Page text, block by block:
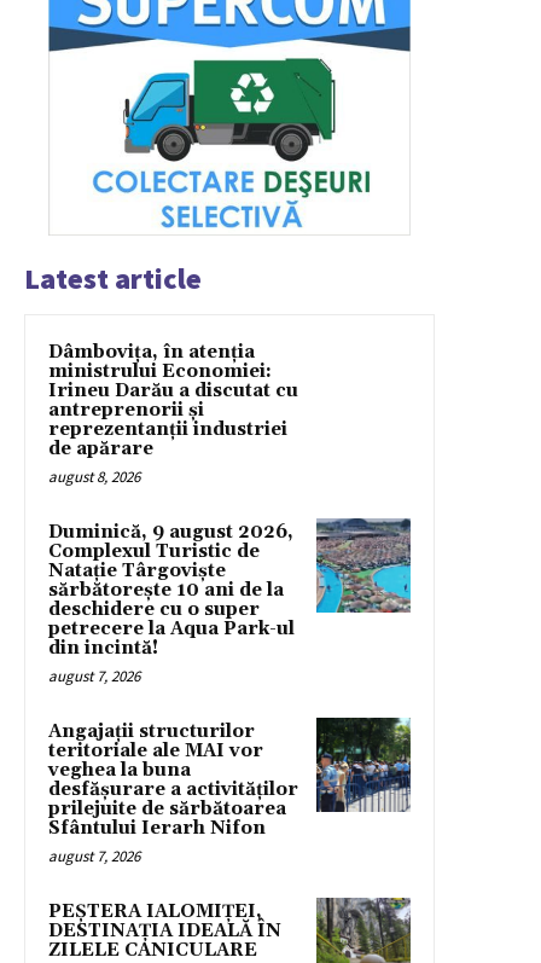
Latest article
Dâmbovița, în atenția
ministrului Economiei:
Irineu Darău a discutat cu
antreprenorii și
reprezentanții industriei
de apărare
august 8, 2026
Duminică, 9 august 2026,
Complexul Turistic de
Natație Târgoviște
sărbătorește 10 ani de la
deschidere cu o super
petrecere la Aqua Park-ul
din incintă!
august 7, 2026
Angajații structurilor
teritoriale ale MAI vor
veghea la buna
desfășurare a activităților
prilejuite de sărbătoarea
Sfântului Ierarh Nifon
august 7, 2026
PEȘTERA IALOMIȚEI,
DESTINAȚIA IDEALĂ ÎN
ZILELE CANICULARE